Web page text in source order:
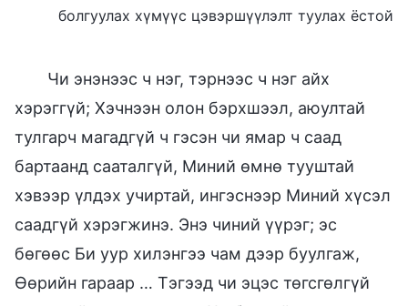
болгуулах хүмүүс цэвэршүүлэлт туулах ёстой
Чи энэнээс ч нэг, тэрнээс ч нэг айх
хэрэггүй; Хэчнээн олон бэрхшээл, аюултай
тулгарч магадгүй ч гэсэн чи ямар ч саад
бартаанд сааталгүй, Миний өмнө тууштай
хэвээр үлдэх учиртай, ингэснээр Миний хүсэл
саадгүй хэрэгжинэ. Энэ чиний үүрэг; эс
бөгөөс Би уур хилэнгээ чам дээр буулгаж,
Өөрийн гараар … Тэгээд чи эцэс төгсгөлгүй